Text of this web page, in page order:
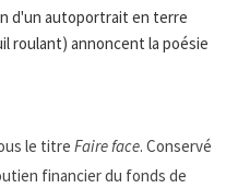
d'un autoportrait en terre
roulant) annoncent la poésie
le titre Faire face. Conservé
financier du fonds de